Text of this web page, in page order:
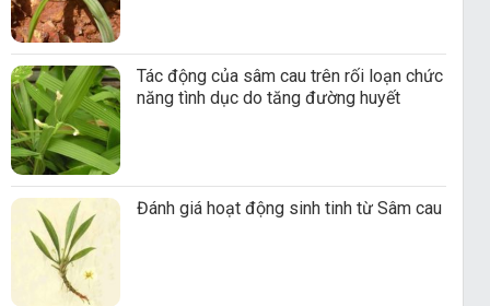
Tác động của sâm cau trên rối loạn chức
năng tình dục do tăng đường huyết
Đánh giá hoạt động sinh tinh từ Sâm cau